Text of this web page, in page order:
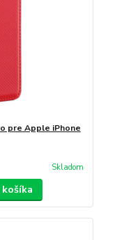
pre Apple iPhone
Skladom